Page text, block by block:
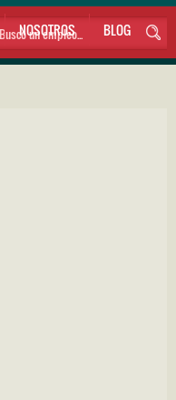
NOSOTROS BLOG